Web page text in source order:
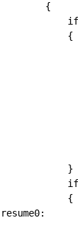
{
if (state
{
awaiter
if
state
goto
}
if (state
{
resume0:
result